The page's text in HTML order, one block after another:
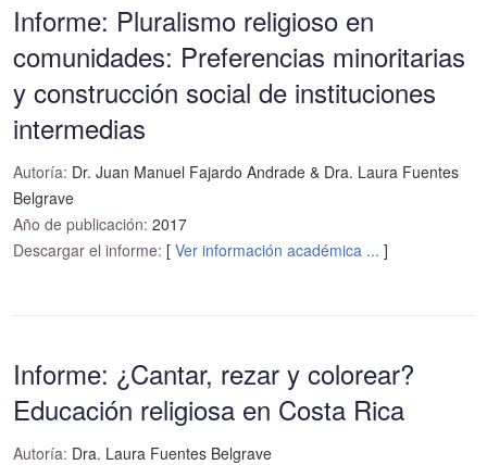
Informe: Pluralismo religioso en
comunidades: Preferencias minoritarias
y construcción social de instituciones
intermedias
Autoría: Dr. Juan Manuel Fajardo Andrade & Dra. Laura Fuentes
Belgrave
Año de publicación: 2017
Descargar el informe: [ Ver información académica ... ]
Informe: ¿Cantar, rezar y colorear?
Educación religiosa en Costa Rica
Autoría: Dra. Laura Fuentes Belgrave